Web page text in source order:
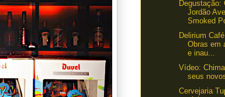
Degustação:
Jordão
Smoked
Delirium
Obras em
e inau...
Vídeo:
seus
Cervejaria